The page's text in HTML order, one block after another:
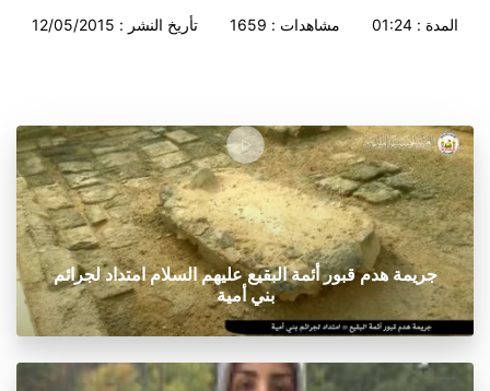
تأريخ النشر : 12/05/2015 مشاهدات : 1659 المدة : 01:24
جريمة هدم قبور أئمة البقيع عليهم السلام امتداد لجرائم
بني أمية